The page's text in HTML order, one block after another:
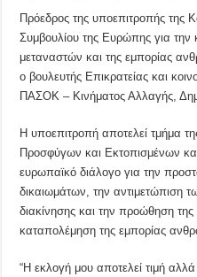
Πρόεδρος της υποεπιτροπής της
Συμβουλίου της Ευρώπης για την
μεταναστών και της εμπορίας
ο βουλευτής Επικρατείας και
ΠΑΣΟΚ – Κινήματος Αλλαγής,
Η υποεπιτροπή αποτελεί τμήμα
Προσφύγων και Εκτοπισμένων
ευρωπαϊκό διάλογο για την
δικαιωμάτων, την αντιμετώπιση
διακίνησης και την προώθηση της
καταπολέμηση της εμπορίας
“Η εκλογή μου αποτελεί τιμή